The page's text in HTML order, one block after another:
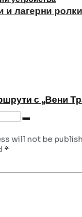
и лагерни ролки
с „Вени
will not be
*